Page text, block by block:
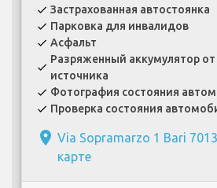
check Застрахованная автостоянка
check Парковка для инвалидов
check Асфальт
check
Разряженный аккумулятор
источника
check Фотография состояния
check Проверка состояния
place Via Sopramarzo 1 Bari
карте